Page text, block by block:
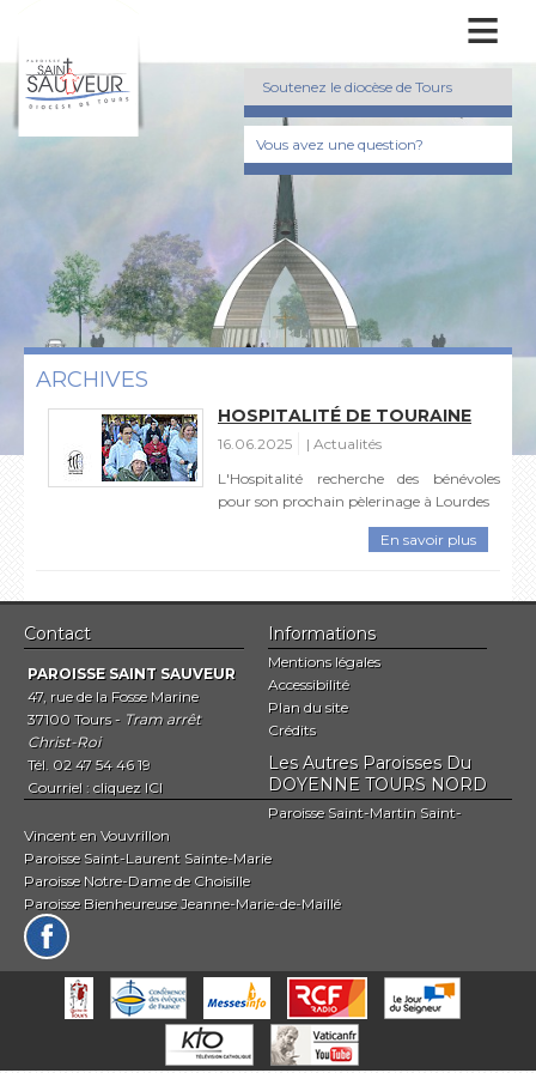
≡
Soutenez le diocèse de Tours
Vous avez une question?
ARCHIVES
HOSPITALITÉ DE TOURAINE
16.06.2025
Actualités
L'Hospitalité recherche des bénévoles
pour son prochain pèlerinage à Lourdes
En savoir plus
Contact
PAROISSE SAINT SAUVEUR
47, rue de la Fosse Marine
37100 Tours - Tram arrêt
Christ-Roi
Tél. 02 47 54 46 19
Courriel : cliquez ICI
Informations
Mentions légales
Accessibilité
Plan du site
Crédits
Les Autres Paroisses Du
DOYENNE TOURS NORD
Paroisse Saint-Martin Saint-
Vincent en Vouvrillon
Paroisse Saint-Laurent Sainte-Marie
Paroisse Notre-Dame de Choisille
Paroisse Bienheureuse Jeanne-Marie-de-Maillé